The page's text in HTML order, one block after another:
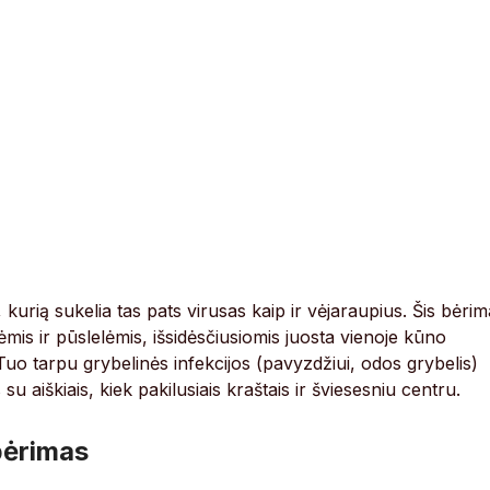
kurią sukelia tas pats virusas kaip ir vėjaraupius. Šis
ir pūslelėmis, išsidėsčiusiomis juosta vienoje kūno
tarpu grybelinės infekcijos (pavyzdžiui, odos grybelis)
aiškiais, kiek pakilusiais kraštais ir šviesesniu centru.